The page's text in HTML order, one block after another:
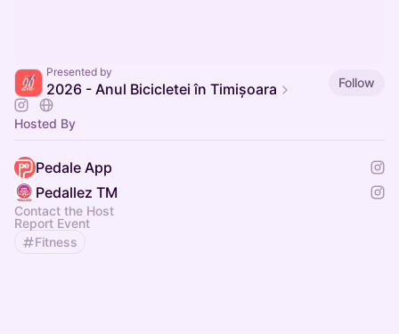
Presented by
2026 - Anul Bicicletei în Timișoara Follow
Hosted By
Pedale App
Pedallez TM
Contact the Host
Report Event
Fitness